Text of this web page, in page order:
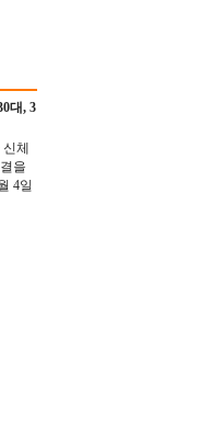
대, 3
체
을
4일